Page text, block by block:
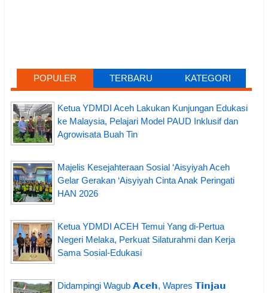
POPULER TERBARU KATEGORI
Ketua YDMDI Aceh Lakukan Kunjungan Edukasi
ke Malaysia, Pelajari Model PAUD Inklusif dan
Agrowisata Buah Tin
Majelis Kesejahteraan Sosial ‘Aisyiyah Aceh
Gelar Gerakan ‘Aisyiyah Cinta Anak Peringati
HAN 2026
Ketua YDMDI ACEH Temui Yang di-Pertua
Negeri Melaka, Perkuat Silaturahmi dan Kerja
Sama Sosial-Edukasi
Didampingi Wagub 𝗔𝗰𝗲𝗵, Wapres 𝗧𝗶𝗻𝗷𝗮𝘂